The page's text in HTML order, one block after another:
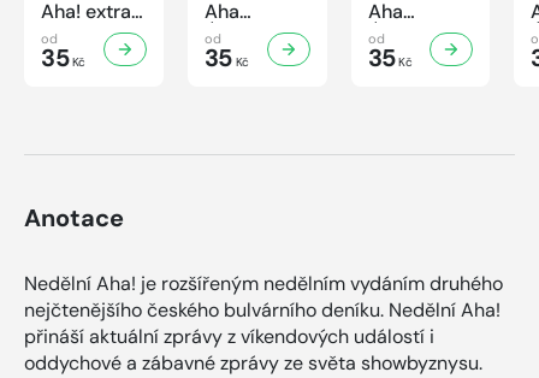
Aha! extra
č.3/2026
Úsporná
od
35Kč
Aha
Úsporná
kuchařka -
od
35Kč
Aha
Úsporná
kuchařka
od
35Kč
Anotace
Nedělní Aha! je rozšířeným nedělním vydáním druhého
nejčtenějšího českého bulvárního deníku. Nedělní Aha!
přináší aktuální zprávy z víkendových událostí i
oddychové a zábavné zprávy ze světa showbyznysu.